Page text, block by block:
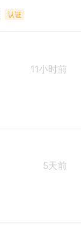
认证
11小时前
5天前